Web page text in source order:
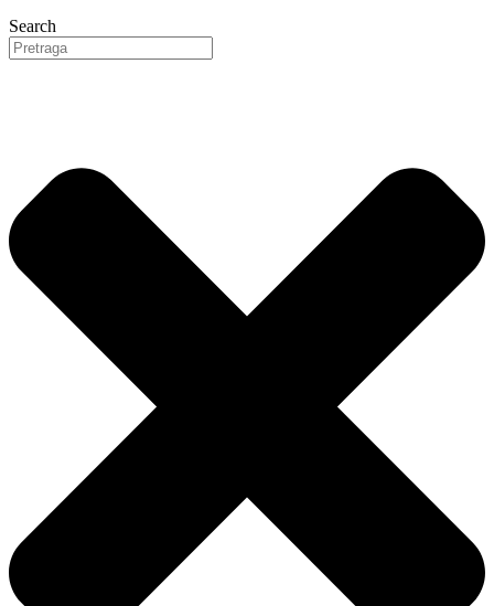
Search